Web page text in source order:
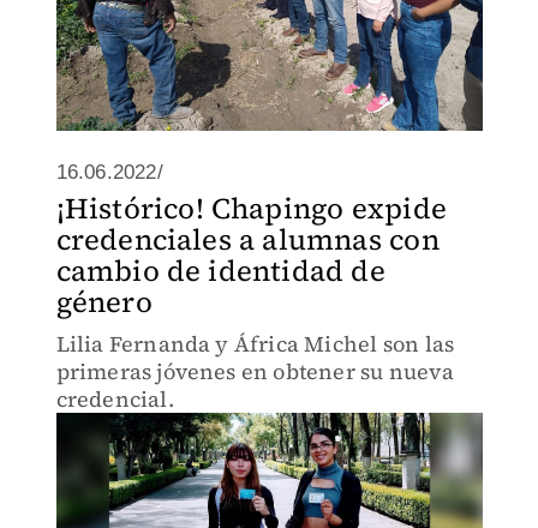
16.06.2022/
¡Histórico! Chapingo expide
credenciales a alumnas con
cambio de identidad de
género
Lilia Fernanda y África Michel son las
primeras jóvenes en obtener su nueva
credencial.